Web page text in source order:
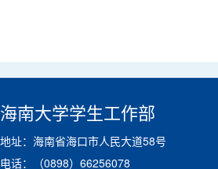
海南大学学生工作部
地址：海南省海口市人民大道58号
电话：（0898）66256078